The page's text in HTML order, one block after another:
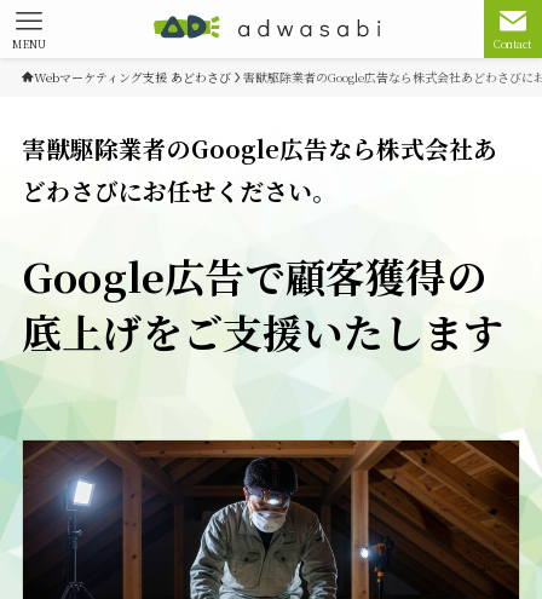
Contact
MENU
Webマーケティング支援 あどわさび 害獣駆除業者のGoogle広告なら株式会社あどわさびに
害獣駆除業者のGoogle広告なら株式会社あ
どわさびにお任せください。
Google広告で顧客獲得の
底上げをご支援いたします